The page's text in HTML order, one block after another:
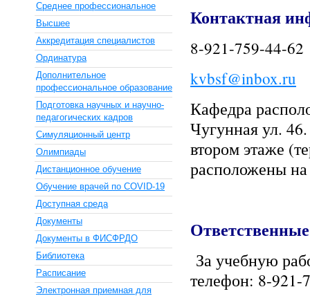
Контактная
8-921-759-44-62
kvbsf@inbox.ru
Кафедра
Чугунная ул.
втором этаже
расположены
За учебную
телефон: 8-
Среднее профессиональное
Высшее
Аккредитация специалистов
Ординатура
Дополнительное
профессиональное образование
Подготовка научных и научно-
педагогических кадров
Симуляционный центр
Олимпиады
Дистанционное обучение
Обучение врачей по COVID-19
Доступная среда
Документы
Документы в ФИСФРДО
Библиотека
Расписание
Электронная приемная для